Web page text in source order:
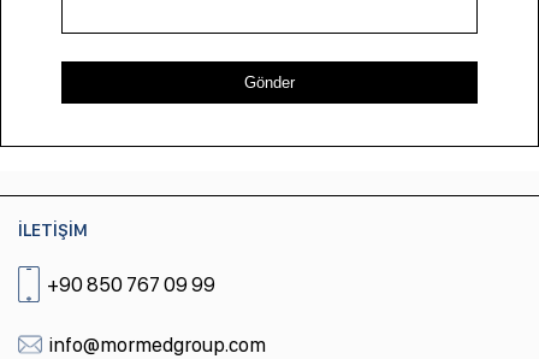
Gönder
İLETİŞİM
+90 850 767 09 99
info@mormedgroup.com